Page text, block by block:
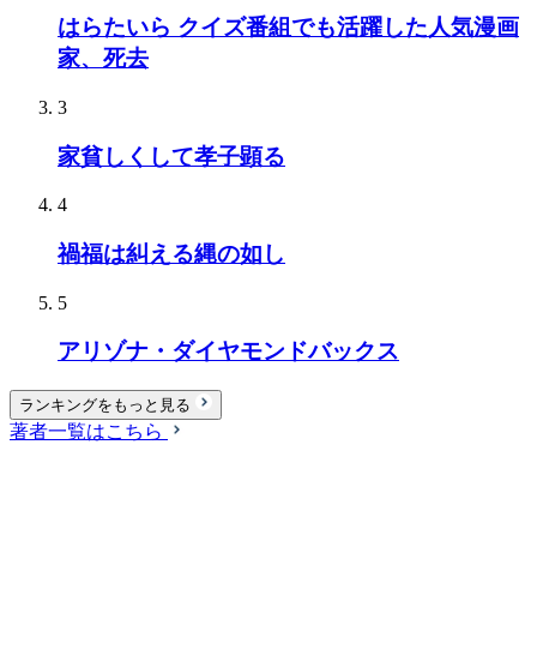
はらたいら クイズ番組でも活躍した人気漫画
家、死去
3
家貧しくして孝子顕る
4
禍福は糾える縄の如し
5
アリゾナ・ダイヤモンドバックス
ランキングをもっと見る
著者一覧はこちら